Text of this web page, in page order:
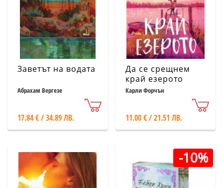
Заветът на водата
Абрахам Вергезе
17.84 € / 34.89 ЛВ.
Да се срещнем
край езерото
Карли Форчън
11.00 € / 21.51 ЛВ.
-10%